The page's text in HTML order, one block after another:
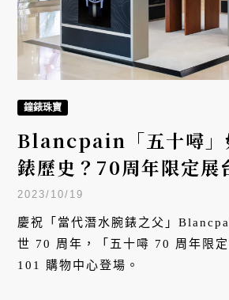
鐘錶珠寶
Blancpain「五十噚」
錶歷史？70周年限定展
場！獨家解密「當代潛
傳奇秘辛
2023/10/19
慶祝「當代潛水腕錶之父」
世 70 周年，「五十噚 70 周年限
101 購物中心登場。